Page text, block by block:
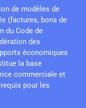
de modèles de
(factures, bons de
du Code de
des
économiques
la base
commerciale et
pour les